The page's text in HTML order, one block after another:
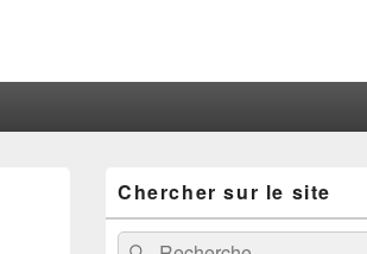
principale
de
widget
Chercher sur le site
Recherche :Rechercher